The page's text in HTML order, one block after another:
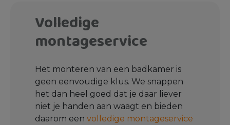
Volledige
montageservice
Het monteren van een badkamer is
geen eenvoudige klus. We snappen
het dan heel goed dat je daar liever
niet je handen aan waagt en bieden
daarom een volledige montageservice